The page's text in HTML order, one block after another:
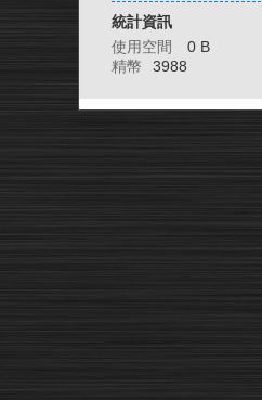
統計資訊
使用空間
0 B
精幣
3988